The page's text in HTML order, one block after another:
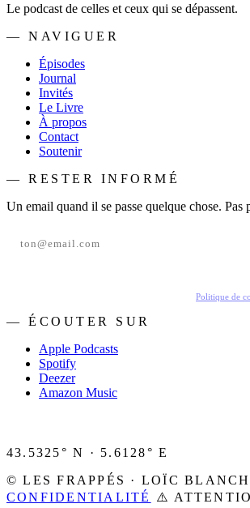
Le podcast de celles et ceux qui se dépassent.
— NAVIGUER
Épisodes
Journal
Invités
Le Livre
À propos
Contact
Soutenir
— RESTER INFORMÉ
Un email quand il se passe quelque chose. Pas
Politique de
— ÉCOUTER SUR
Apple Podcasts
Spotify
Deezer
Amazon Music
43.5325° N · 5.6128° E
© LES FRAPPÉS · LOÏC
CONFIDENTIALITÉ
⚠️